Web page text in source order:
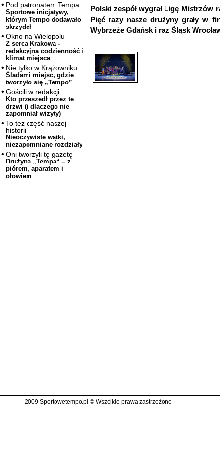
Pod patronatem Tempa
Sportowe inicjatywy,
którym Tempo dodawało
skrzydeł
Okno na Wielopolu
Z serca Krakowa -
redakcyjna codzienność i
klimat miejsca
Nie tylko w Krążowniku
Śladami miejsc, gdzie
tworzyło się „Tempo”
Gościli w redakcji
Kto przeszedł przez te
drzwi (i dlaczego nie
zapomniał wizyty)
To też część naszej
historii
Nieoczywiste wątki,
niezapomniane rozdziały
Oni tworzyli tę gazetę
Drużyna „Tempa“ – z
piórem, aparatem i
ołowiem
Polski zespół wygrał Ligę Mistrzów
Pięć razy nasze drużyny grały w
Wybrzeże Gdańsk i raz Śląsk
2009 Sportowetempo.pl © Wszelkie prawa zastrzeżone